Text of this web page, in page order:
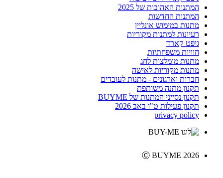
המתנות האהובות של 2025
המתנות החדשות
מתנות במימוש אונליין
רעיונות למתנות מקוריות
גיפט קארד
חוויות משפחתיות
מתנות מומלצות לחג
מתנות מקוריות לאישה
חברות וארגונים - מתנות לעובדים
תקנון מתנה משותפת
תקנון נסייני המתנות של BUYME
תקנון פעילות ט"ו באב 2026
privacy policy
Ⓒ BUYME 2026